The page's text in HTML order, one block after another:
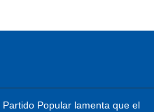
Partido Popular lamenta que el